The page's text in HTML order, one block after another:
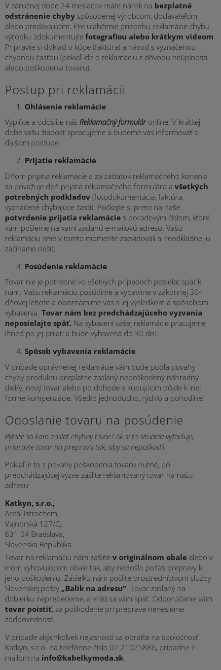
V záručnej dobe 24 mesiacov máte nárok na bezplatné
odstránenie chyby spôsobenej výrobcom, dodávateľom
alebo predávajúcim. Pre uľahčenie priebehu reklamácie chybu
výrobku zdokumentujte fotografiou alebo krátkym videom.
Pripravte si doklad o kúpe (faktúra) a návod s vyznačenou
chybnou časťou (pokiaľ ide o reklamáciu z dôvodu neúplnosti
alebo poškodenia tovaru).
Postup pri reklamácii
Ohlásenie reklamácie
Vyplňte a odošlite náš Reklamačný formuláronline. V krátkej
dobe vašu žiadosť spracujeme a budeme vás informovať o
ďalšom postupe.
Prijatie reklamácie
Dňom prijatia reklamácie a za začiatok reklamačného konania
sa považuje deň prijatia reklamačného formulára a všetkých
potrebných podkladov (fotodokumentácia, faktúra,
vyznačené chýbajúce časti). Počkajte si preto na naše
potvrdenie prijatia reklamácie s poradovým číslom, ktoré
vám pošleme na vami zadanú e-mailovú adresu. Vašu
reklamáciu sme v tomto momente zaevidovali a neodkladne ju
začíname riešiť.
Posúdenie reklamácie
Tovar nie je potrebné vo všetkých prípadoch posielať späť k
nám. Vašu reklamáciu posúdime a vybavíme v zákonnej 30-
dňovej lehote a oboznámime vás s jej výsledkom a spôsobom
vybavenia. Tovar nám bez predchádzajúceho vyzvania
neposielajte späť. Na vybavení vašej reklamácie pracujeme
ihneď po jej prijatí a bude vybavená do 30 dní.
Spôsob vybavenia reklamácie
V prípade oprávnenej reklamácie vám bude podľa povahy
chyby produktu bezplatne zaslaný nepoškodený náhradný
diel/y, nový tovar alebo po dohode s kupujúcim dôjde k inej
forme kompenzácie. Všetko jednoducho, rýchlo a pohodlne!
Odoslanie tovaru na posúdenie
Pýtate sa kam zaslať chybný tovar? Ak si to situácia vyžaduje,
pripravte tovar na prepravu tak, aby sa nepoškodil.
Pokiaľ je to z povahy poškodenia tovaru nutné, po
predchádzajúcej výzve zašlite reklamovaný tovar na našu
adresu:
Katkyn, s.r.o.,
Areál Istrochem,
Vajnorská 127/C,
831 04 Bratislava,
Slovenska Republika
Tovar na reklamáciu nám zašlite v originálnom obale alebo v
inom vyhovujúcom obale tak, aby nedošlo počas prepravy k
jeho poškodeniu. Zásielku nám pošlite prostredníctvom služby
Slovenskej pošty „Balík na adresu“. Tovar zaslaný na
dobierku nepreberieme, a vráti sa vám späť. Odporúčame vám
tovar poistiť, za poškodenie pri preprave nenesieme
zodpovednosť.
V prípade akýchkoľvek nejasností sa obráťte na spoločnosť
Katkyn, s.r.o. na telefónne číslo 02 21025886, prípadne e-
mailom na info@kabelkymoda.sk.